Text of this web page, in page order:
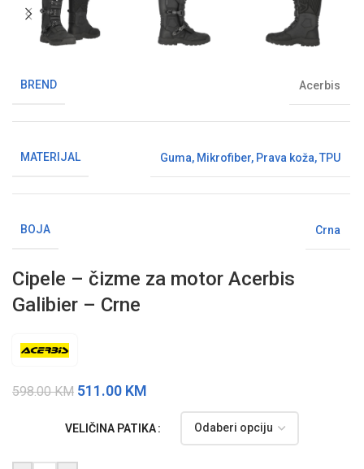
BREND Acerbis
MATERIJAL Guma, Mikrofiber, Prava koža,TPU
BOJA Crna
Cipele – čizme za motor Acerbis
Galibier – Crne
598.00KM 511.00 KM
VELIČINA PATIKA